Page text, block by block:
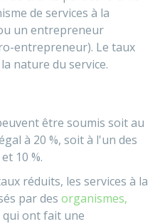
de services à la
un entrepreneur
entrepreneur). Le taux
nature du service.
être soumis soit au
à 20 %, soit à l'un des
et 10 %.
réduits, les services à la
par des organismes,
qui ont fait une